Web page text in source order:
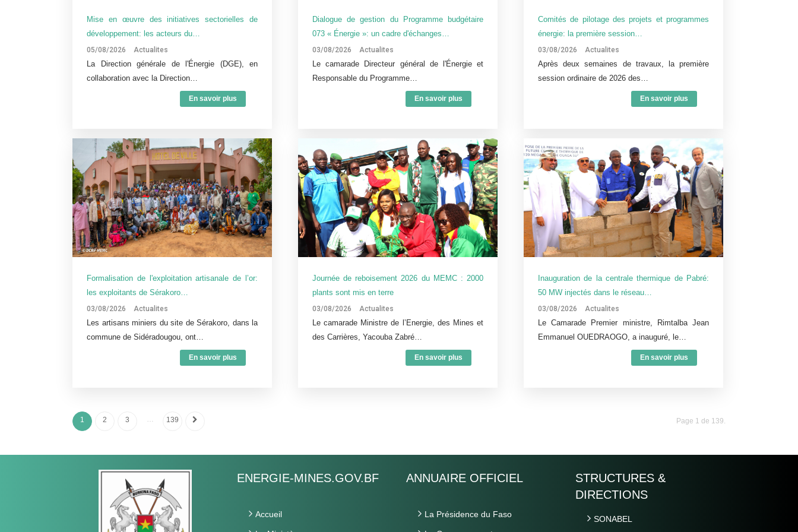
Mise en œuvre des initiatives sectorielles de
développement: les acteurs du…
05/08/2026 Actualites
La Direction générale de l'Énergie (DGE), en
collaboration avec la Direction…
En savoir plus
Dialogue de gestion du Programme budgétaire
073 « Énergie »: un cadre d'échanges…
03/08/2026 Actualites
Le camarade Directeur général de l'Énergie et
Responsable du Programme…
En savoir plus
Comités de pilotage des projets et programmes
énergie: la première session…
03/08/2026 Actualites
Après deux semaines de travaux, la première
session ordinaire de 2026 des…
En savoir plus
Formalisation de l'exploitation artisanale de l’or:
les exploitants de Sérakoro…
03/08/2026 Actualites
Les artisans miniers du site de Sérakoro, dans la
commune de Sidéradougou, ont…
En savoir plus
Journée de reboisement 2026 du MEMC : 2000
plants sont mis en terre
03/08/2026 Actualites
Le camarade Ministre de l’Energie, des Mines et
des Carrières, Yacouba Zabré…
En savoir plus
Inauguration de la centrale thermique de Pabré:
50 MW injectés dans le réseau…
03/08/2026 Actualites
Le Camarade Premier ministre, Rimtalba Jean
Emmanuel OUEDRAOGO, a inauguré, le…
En savoir plus
Page 1 de 139.
1 2 3 … 139
ENERGIE-MINES.GOV.BF
Accueil
ANNUAIRE OFFICIEL
La Présidence du Faso
STRUCTURES &
DIRECTIONS
SONABEL